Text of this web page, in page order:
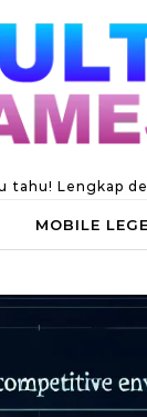
Lengkap
MOBILE